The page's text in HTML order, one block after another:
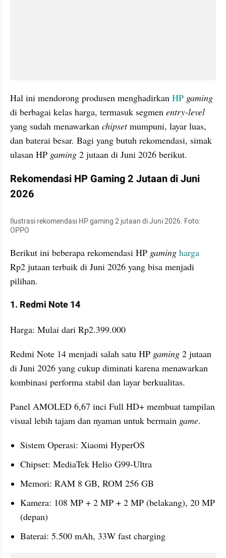
Hal ini mendorong produsen menghadirkan HP
di berbagai kelas harga, termasuk segmen entry-level
yang sudah menawarkan chipset mumpuni, layar luas,
dan baterai besar. Bagi yang butuh rekomendasi, simak
ulasan HP gaming 2 jutaan di Juni 2026 berikut.
Rekomendasi HP Gaming 2 Jutaan di Juni
2026
Ilustrasi rekomendasi HP gaming 2 jutaan di Juni 2026. Foto:
OPPO
Berikut ini beberapa rekomendasi HP gaming
Rp2 jutaan terbaik di Juni 2026 yang bisa menjadi
pilihan.
1. Redmi Note 14
Harga: Mulai dari Rp2.399.000
Redmi Note 14 menjadi salah satu HP gaming 2 jutaan
di Juni 2026 yang cukup diminati karena menawarkan
kombinasi performa stabil dan layar berkualitas.
Panel AMOLED 6,67 inci Full HD+ membuat tampilan
visual lebih tajam dan nyaman untuk bermain game.
Sistem Operasi: Xiaomi HyperOS
Chipset: MediaTek Helio G99-Ultra
Memori: RAM 8 GB, ROM 256 GB
Kamera: 108 MP + 2 MP + 2 MP (belakang), 20 MP
(depan)
Baterai: 5.500 mAh, 33W fast charging